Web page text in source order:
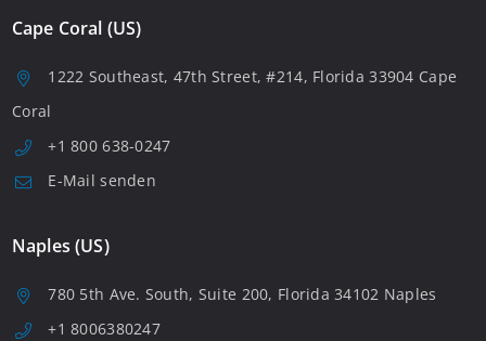
Cape Coral (US)
1222 Southeast, 47th Street, #214, Florida 33904 Cape
Coral
+1 800 638-0247
E-Mail senden
Naples (US)
780 5th Ave. South, Suite 200, Florida 34102 Naples
+1 8006380247